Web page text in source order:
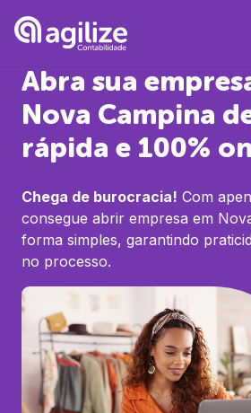
Abra sua
Nova Campina
rápida e 100%
Chega de burocracia! Com
consegue abrir empresa em
forma simples, garantindo
no processo.